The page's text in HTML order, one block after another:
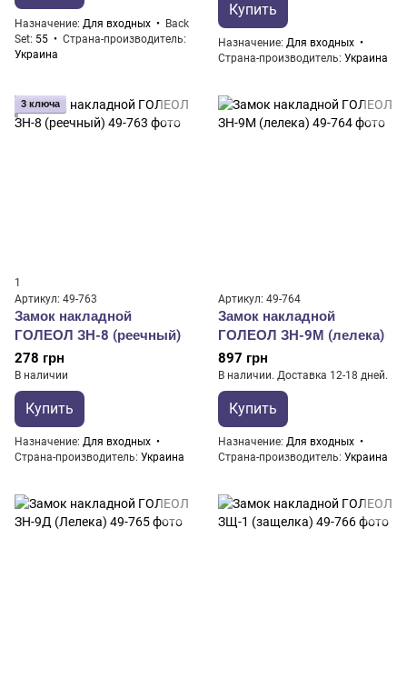
Назначение Для входных
Back
Set 55
Страна-производитель
Украина
Купить
Назначение Для входных
Страна-производитель Украина
3 ключа
1
Артикул: 49-763
Замок накладной
ГОЛЕОЛ ЗН-8 (реечный)
278 грн
В наличии
Купить
Назначение Для входных
Страна-производитель Украина
Артикул: 49-764
Замок накладной
ГОЛЕОЛ ЗН-9М (лелека)
897 грн
В наличии. Доставка 12-18 дней.
Купить
Назначение Для входных
Страна-производитель Украина